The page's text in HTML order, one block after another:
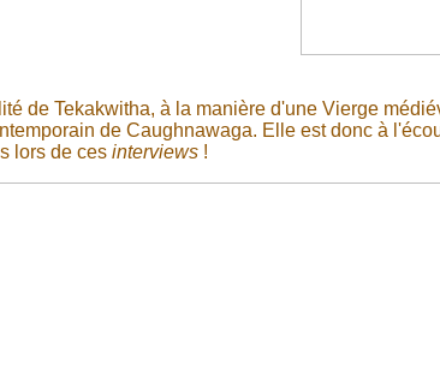
de Tekakwitha, à la manière d'une Vierge
de Caughnawaga. Elle est donc à
lors de ces interviews !